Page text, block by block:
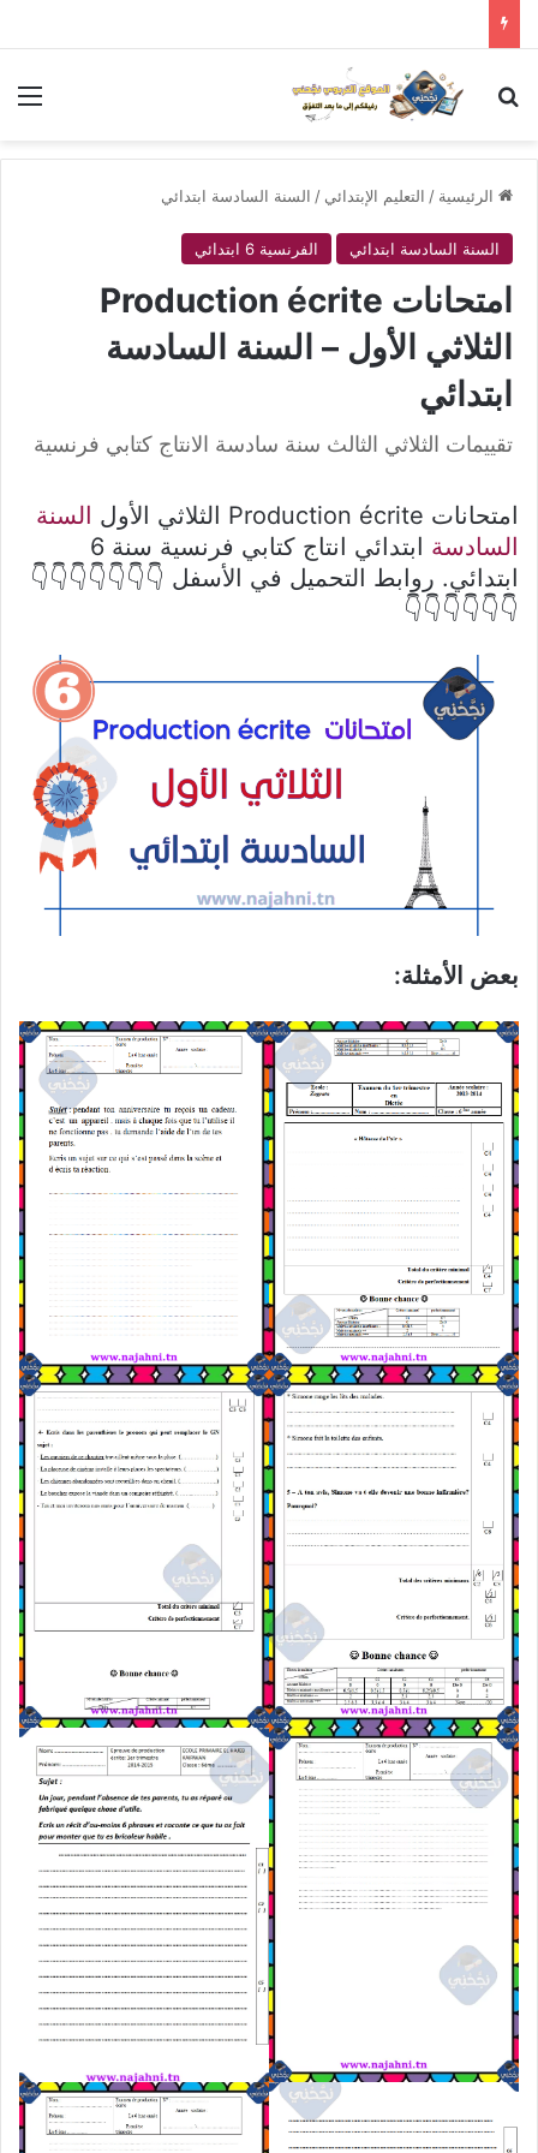
بحث عن
الرئيسية / التعليم الإبتدائي / السنة السادسة ابتدائي
السنة السادسة ابتدائي الفرنسية 6 ابتدائي
امتحانات Production écrite
الثلاثي الأول – السنة السادسة
ابتدائي
تقييمات الثلاثي الثالث سنة سادسة الانتاج كتابي فرنسية
امتحانات Production écrite الثلاثي الأول
السنة
السادسة
ابتدائي انتاج كتابي فرنسية سنة 6
ابتدائي. روابط التحميل في الأسفل 👇👇👇👇👇👇👇
👇👇👇👇👇👇
بعض الأمثلة: